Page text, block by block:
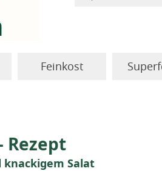
Feinkost
Rezept
Salat